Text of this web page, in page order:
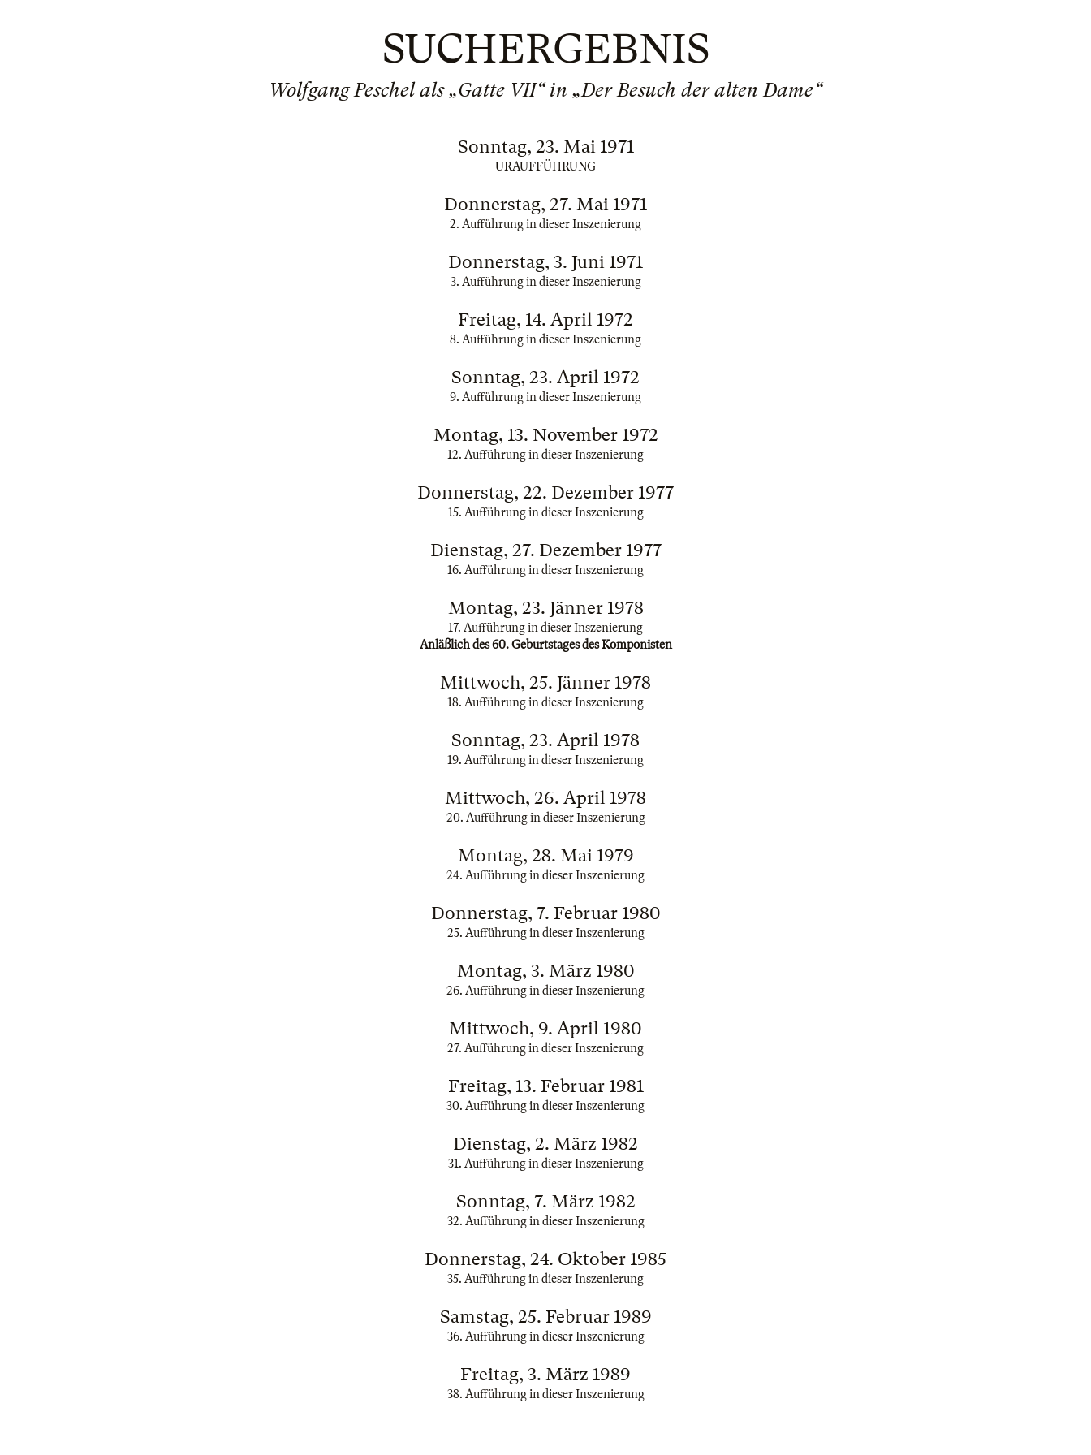
SUCHERGEBNIS
Wolfgang Peschel als „Gatte VII“ in „Der Besuch der alten Dame“
Sonntag, 23. Mai 1971
URAUFFÜHRUNG
Donnerstag, 27. Mai 1971
2. Aufführung in dieser Inszenierung
Donnerstag, 3. Juni 1971
3. Aufführung in dieser Inszenierung
Freitag, 14. April 1972
8. Aufführung in dieser Inszenierung
Sonntag, 23. April 1972
9. Aufführung in dieser Inszenierung
Montag, 13. November 1972
12. Aufführung in dieser Inszenierung
Donnerstag, 22. Dezember 1977
15. Aufführung in dieser Inszenierung
Dienstag, 27. Dezember 1977
16. Aufführung in dieser Inszenierung
Montag, 23. Jänner 1978
17. Aufführung in dieser Inszenierung
Anläßlich des 60. Geburtstages des Komponisten
Mittwoch, 25. Jänner 1978
18. Aufführung in dieser Inszenierung
Sonntag, 23. April 1978
19. Aufführung in dieser Inszenierung
Mittwoch, 26. April 1978
20. Aufführung in dieser Inszenierung
Montag, 28. Mai 1979
24. Aufführung in dieser Inszenierung
Donnerstag, 7. Februar 1980
25. Aufführung in dieser Inszenierung
Montag, 3. März 1980
26. Aufführung in dieser Inszenierung
Mittwoch, 9. April 1980
27. Aufführung in dieser Inszenierung
Freitag, 13. Februar 1981
30. Aufführung in dieser Inszenierung
Dienstag, 2. März 1982
31. Aufführung in dieser Inszenierung
Sonntag, 7. März 1982
32. Aufführung in dieser Inszenierung
Donnerstag, 24. Oktober 1985
35. Aufführung in dieser Inszenierung
Samstag, 25. Februar 1989
36. Aufführung in dieser Inszenierung
Freitag, 3. März 1989
38. Aufführung in dieser Inszenierung